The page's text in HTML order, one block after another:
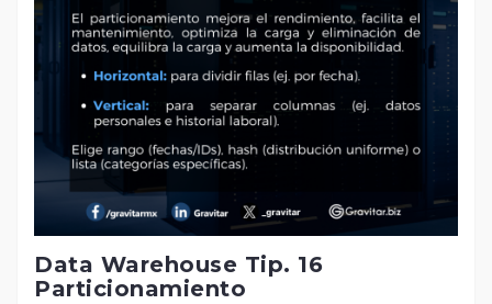
Data Warehouse Tip. 16
Particionamiento